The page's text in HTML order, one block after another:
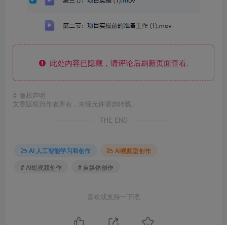
此处内容已隐藏，请评论后刷新页面查看.
© 版权声明
文章版权归作者所有，未经允许请勿转载。
THE END
AI 人工智能学习和创作
AI视频型创作
# AI短视频创作
# 自媒体创作
喜欢就支持一下吧